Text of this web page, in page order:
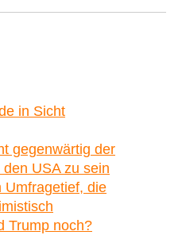
in Sicht
gegenwärtig der
USA zu sein
Umfragetief, die
Trump noch?